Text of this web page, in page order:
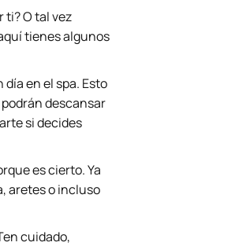
O tal vez
tienes algunos
en el spa. Esto
descansar
si decides
es cierto. Ya
aretes o incluso
cuidado,